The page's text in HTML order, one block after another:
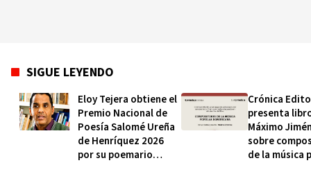
SIGUE LEYENDO
Eloy Tejera obtiene el
Premio Nacional de
Poesía Salomé Ureña
de Henríquez 2026
por su poemario
Crónica
presenta
Máximo
sobre
de la música